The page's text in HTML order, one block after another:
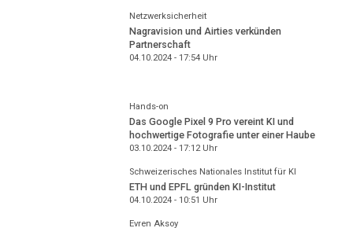
Netzwerksicherheit
Nagravision und Airties verkünden
Partnerschaft
04.10.2024 - 17:54Uhr
Hands-on
Das Google Pixel 9 Pro vereint KI und
hochwertige Fotografie unter einer Haube
03.10.2024 - 17:12Uhr
Schweizerisches Nationales Institut für KI
ETH und EPFL gründen KI-Institut
04.10.2024 - 10:51 Uhr
Evren Aksoy